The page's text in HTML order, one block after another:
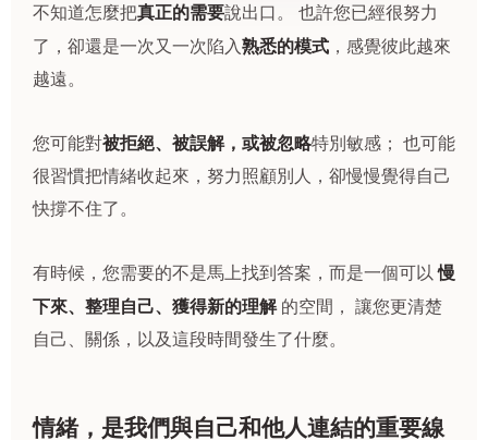
不知道怎麼把真正的需要說出口。 也許您已經很努力
了，卻還是一次又一次陷入熟悉的模式 ，感覺彼此越來
越遠。
您可能對被拒絕、被誤解，或被忽略特別敏感； 也可能
很習慣把情緒收起來，努力照顧別人，卻慢慢覺得自己
快撐不住了。
有時候，您需要的不是馬上找到答案，而是一個可以慢
下來、整理自己、獲得新的理解的空間， 讓您更清楚
自己、關係，以及這段時間發生了什麼。
情緒，是我們與自己和他人連結的重要線